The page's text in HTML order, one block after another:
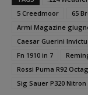
5 Creedmoor
65
Armi Magazine
Caesar Guerini
Fn 1910 in 7
Rossi Puma R92
Sig Sauer P320